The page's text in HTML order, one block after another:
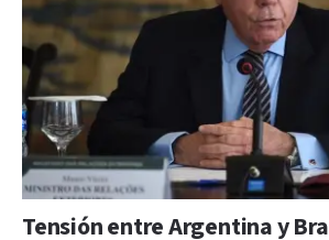
Tensión entre Argentina y